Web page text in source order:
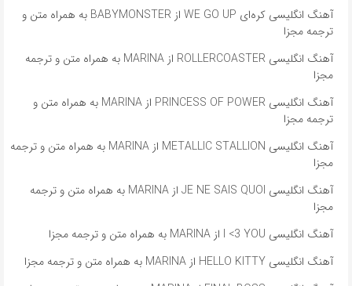
آهنگ انگلیسی کره‌ای WE GO UP از BABYMONSTER به همراه متن و
ترجمه مجزا
آهنگ انگلیسی ROLLERCOASTER از MARINA به همراه متن و ترجمه
مجزا
آهنگ انگلیسی PRINCESS OF POWER از MARINA به همراه متن و
ترجمه مجزا
آهنگ انگلیسی METALLIC STALLION از MARINA به همراه متن و ترجمه
مجزا
آهنگ انگلیسی JE NE SAIS QUOI از MARINA به همراه متن و ترجمه
مجزا
آهنگ انگلیسی I <3 YOU از MARINA به همراه متن و ترجمه مجزا
آهنگ انگلیسی HELLO KITTY از MARINA به همراه متن و ترجمه مجزا